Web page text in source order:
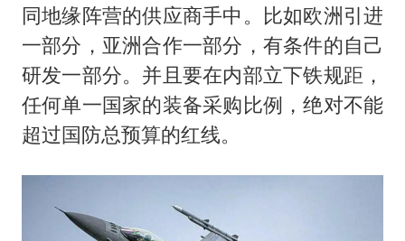
同地缘阵营的供应商手中。比如欧洲引进
一部分，亚洲合作一部分，有条件的自己
研发一部分。并且要在内部立下铁规距，
任何单一国家的装备采购比例，绝对不能
超过国防总预算的红线。